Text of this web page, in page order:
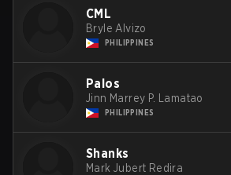
CML
Bryle Alvizo
PHILIPPINES
Palos
Jinn Marrey P. Lamatao
PHILIPPINES
Shanks
Mark Jubert Redira